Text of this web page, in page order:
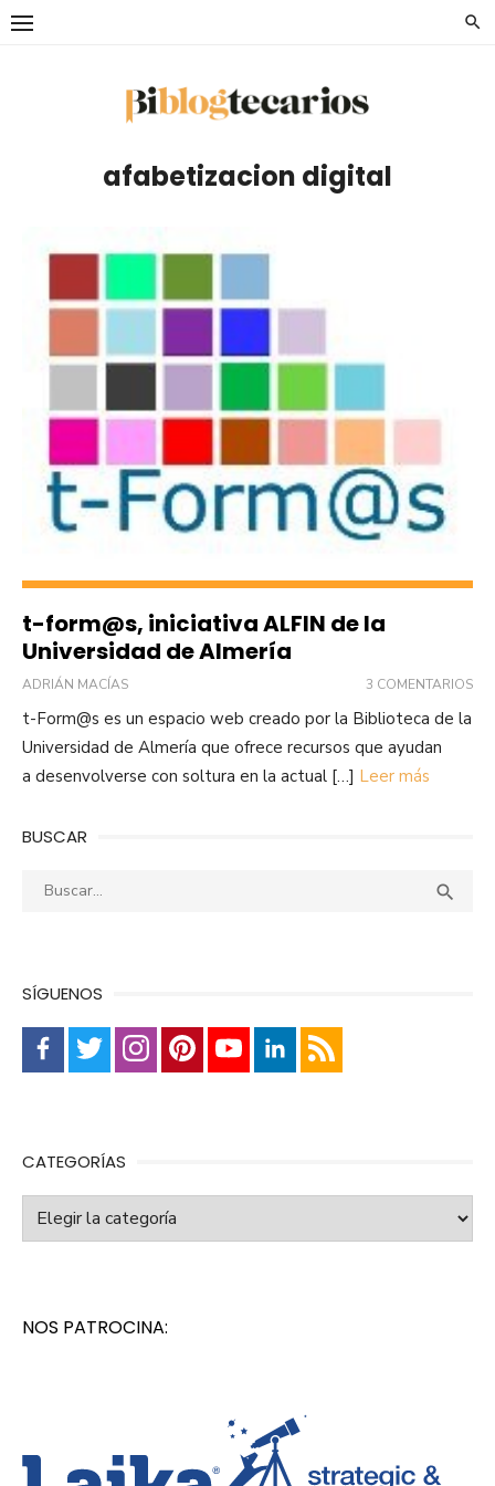
Saltar
afabetizacion digital
t-form@s, iniciativa ALFIN de la
Universidad de Almería
ADRIÁN MACÍAS 3 COMENTARIOS
t-Form@s es un espacio web creado por la Biblioteca de la
Universidad de Almería que ofrece recursos que ayudan
a desenvolverse con soltura en la actual […] Leer más
BUSCAR
Buscar: 
SÍGUENOS
CATEGORÍAS
Categorías
NOS PATROCINA: